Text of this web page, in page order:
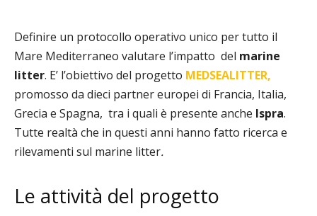
Definire un protocollo operativo unico per tutto il
Mare Mediterraneo valutare l’impatto del marine
litter. E’ l’obiettivo del progetto MEDSEALITTER,
promosso da dieci partner europei di Francia, Italia,
Grecia e Spagna, tra i quali è presente anche Ispra.
Tutte realtà che in questi anni hanno fatto ricerca e
rilevamenti sul marine litter.
Le attività del progetto